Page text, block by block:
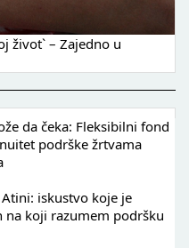
život` – Zajedno u
da čeka: Fleksibilni fond
podrške žrtvama
iskustvo koje je
na koji razumem podršku